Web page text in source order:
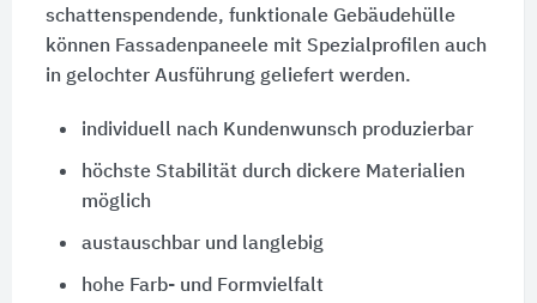
schattenspendende, funktionale Gebäudehülle
können Fassadenpaneele mit Spezialprofilen auch
in gelochter Ausführung geliefert werden.
individuell nach Kundenwunsch produzierbar
höchste Stabilität durch dickere Materialien
möglich
austauschbar und langlebig
hohe Farb- und Formvielfalt